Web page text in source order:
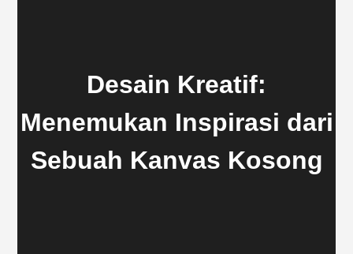
Desain Kreatif:
Menemukan Inspirasi dari
Sebuah Kanvas Kosong